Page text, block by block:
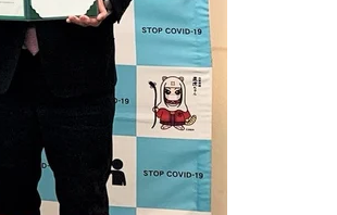
方におすすめの記事
ートロックと結露・錆（サビ）の問題を